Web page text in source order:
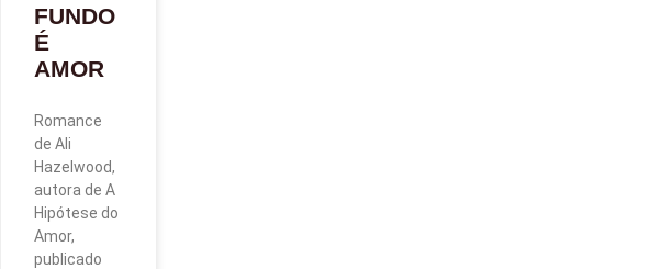
FUNDO
É
AMOR
Romance
de Ali
Hazelwood,
autora de A
Hipótese do
Amor,
publicado